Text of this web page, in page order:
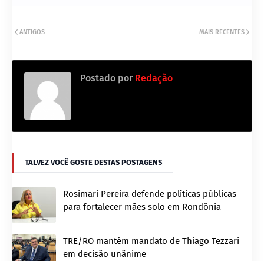
MAIS RECENTES
ANTIGOS
Postado por Redação
TALVEZ VOCÊ GOSTE DESTAS POSTAGENS
Rosimari Pereira defende políticas públicas
para fortalecer mães solo em Rondônia
TRE/RO mantém mandato de Thiago Tezzari
em decisão unânime